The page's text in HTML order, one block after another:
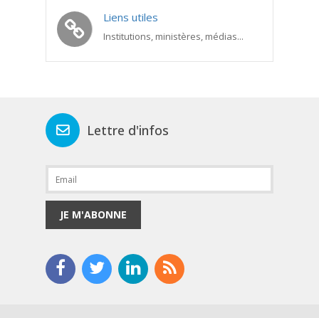
Liens utiles
Institutions, ministères, médias...
Lettre d'infos
JE M'ABONNE